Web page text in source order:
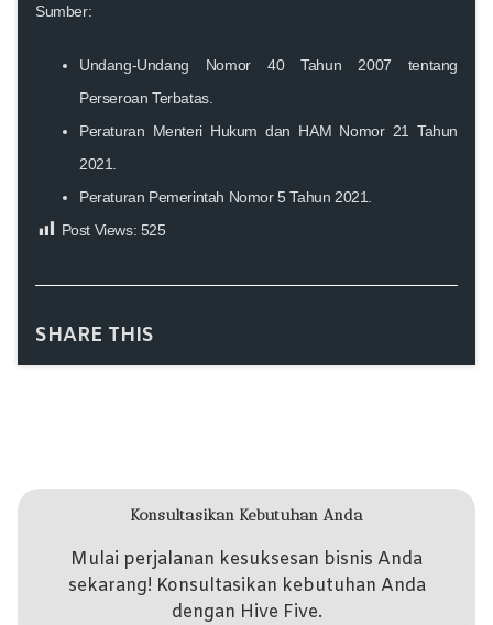
Sumber:
Undang-Undang Nomor 40 Tahun 2007 tentang
Perseroan Terbatas.
Peraturan Menteri Hukum dan HAM Nomor 21 Tahun
2021.
Peraturan Pemerintah Nomor 5 Tahun 2021.
Post Views: 525
SHARE THIS
Konsultasikan Kebutuhan Anda
Mulai perjalanan kesuksesan bisnis Anda
sekarang! Konsultasikan kebutuhan Anda
dengan Hive Five.